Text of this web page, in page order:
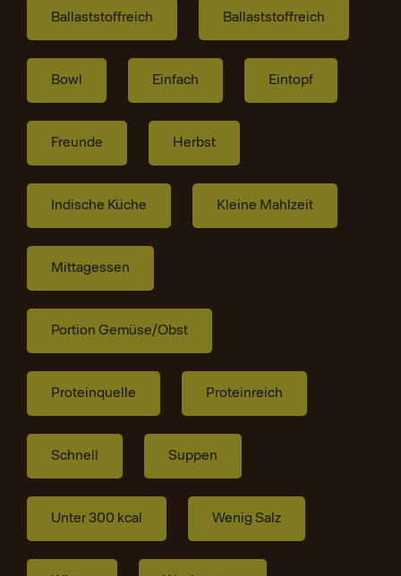
Ballaststoffreich Ballaststoffreich
Bowl Einfach Eintopf
Freunde Herbst
Indische Küche Kleine Mahlzeit
Mittagessen
Portion Gemüse/Obst
Proteinquelle Proteinreich
Schnell Suppen
Unter 300 kcal Wenig Salz